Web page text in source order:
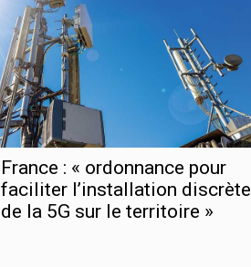
France : « ordonnance pour
faciliter l’installation discrète
de la 5G sur le territoire »